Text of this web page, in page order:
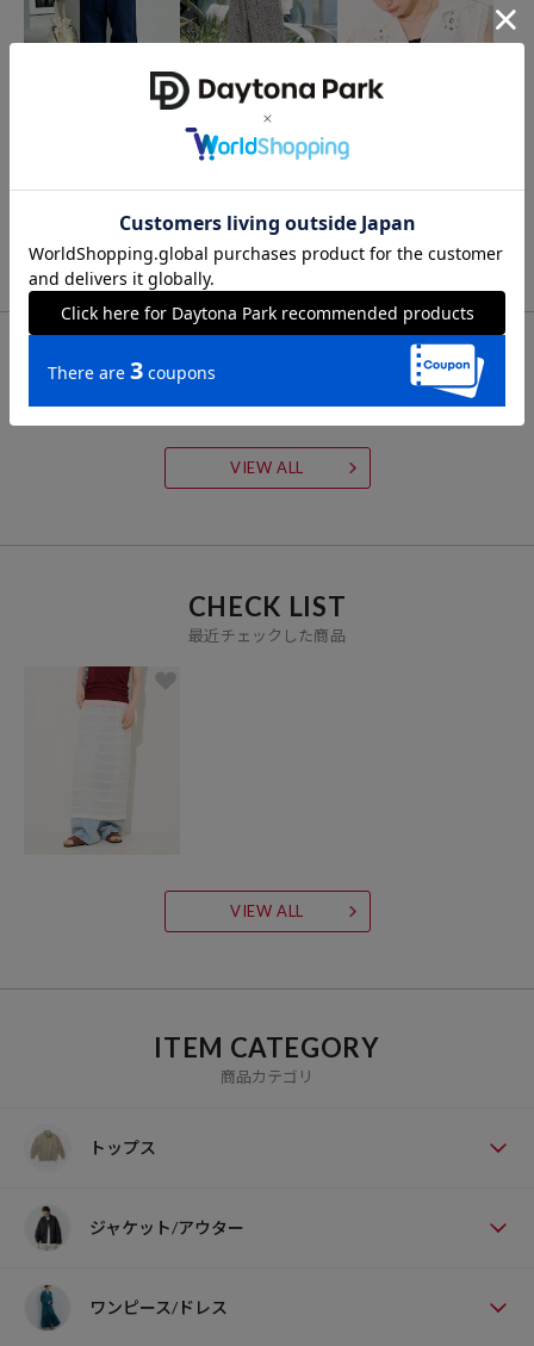
ンツ/コットンイージーパ
FREAK'S STORE
リネンブレンド イージー
応＞
FREAK'S STORE
インド カットワークレー
FOR YOU
VIEW ALL
CHECK LIST
最近チェックした商品
VIEW ALL
ITEM CATEGORY
商品カテゴリ
トップス
ジャケット/アウター
ワンピース/ドレス